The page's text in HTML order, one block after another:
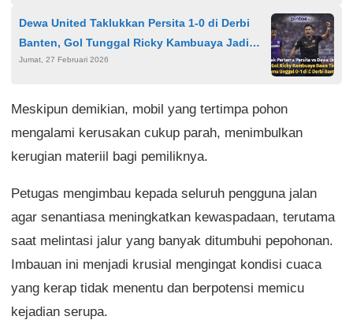
Dewa United Taklukkan Persita 1-0 di Derbi
Banten, Gol Tunggal Ricky Kambuaya Jadi
Penentu Kemenangan
Jumat, 27 Februari 2026
Meskipun demikian, mobil yang tertimpa pohon
mengalami kerusakan cukup parah, menimbulkan
kerugian materiil bagi pemiliknya.
Petugas mengimbau kepada seluruh pengguna jalan
agar senantiasa meningkatkan kewaspadaan, terutama
saat melintasi jalur yang banyak ditumbuhi pepohonan.
Imbauan ini menjadi krusial mengingat kondisi cuaca
yang kerap tidak menentu dan berpotensi memicu
kejadian serupa.